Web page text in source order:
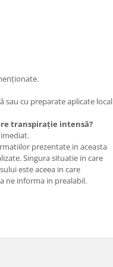
sau cu preparate aplicate local
transpirație intensă?
prezentate in aceasta
Singura situatie in care
este aceea in care
ne informa in prealabil.